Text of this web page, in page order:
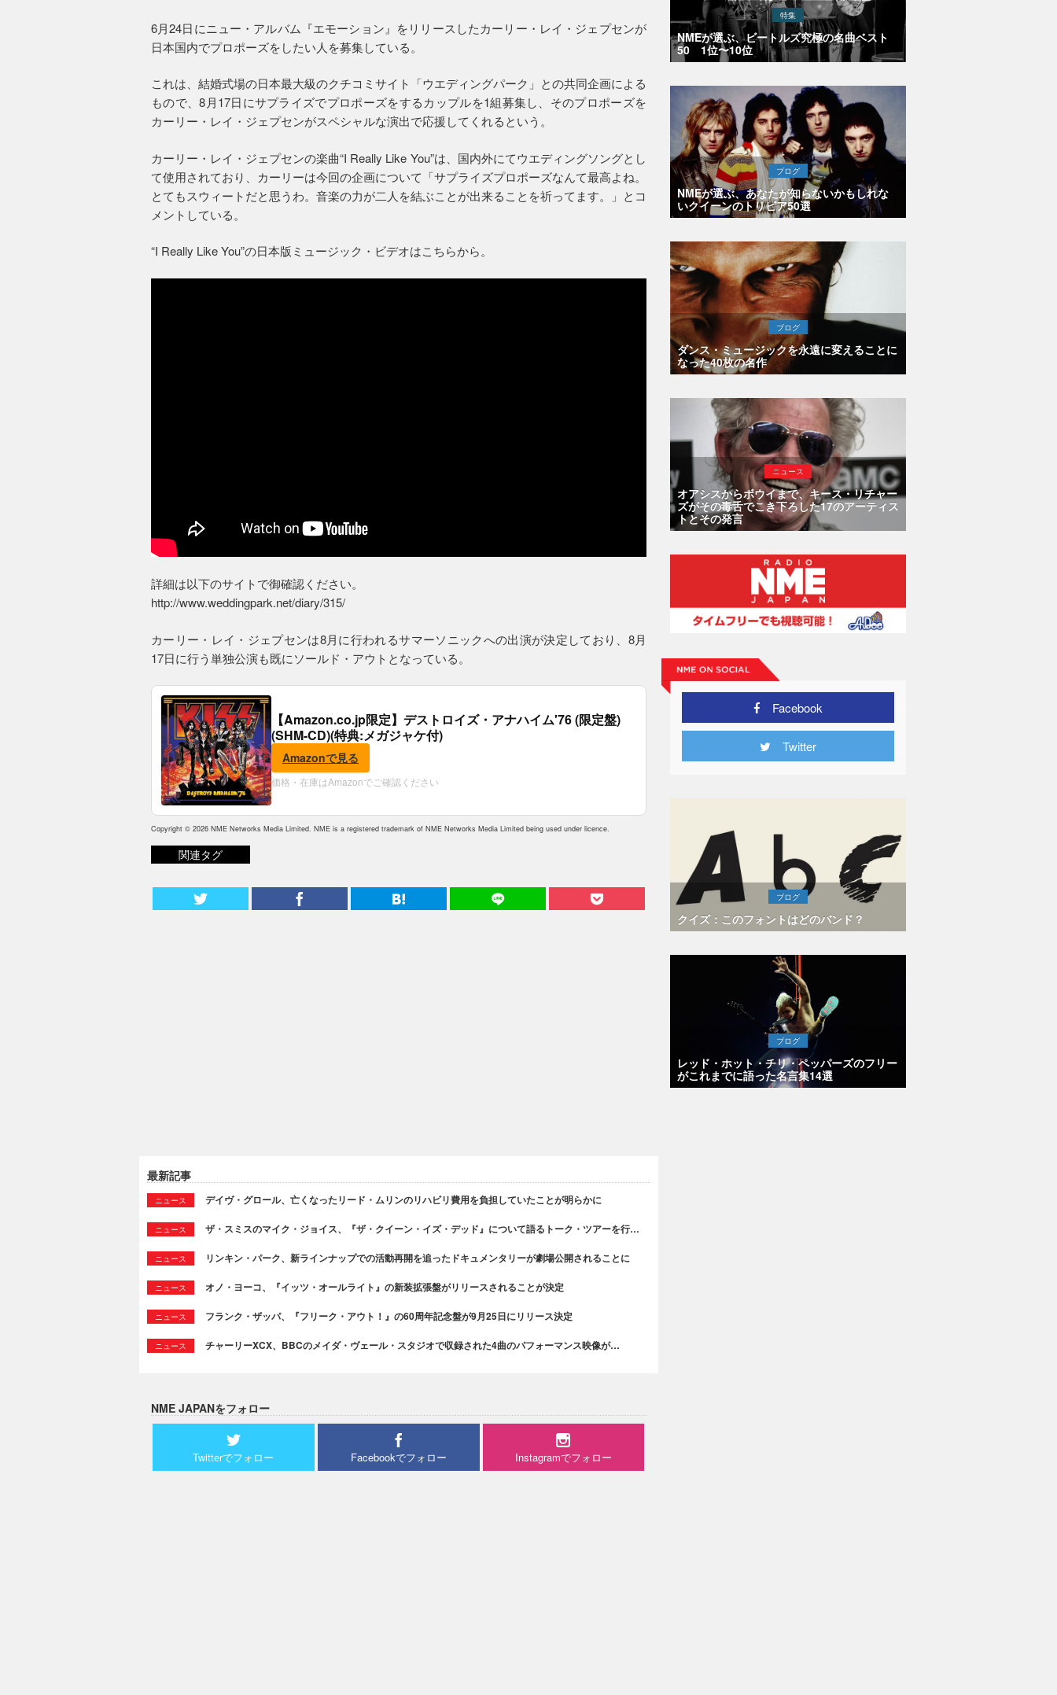
6月24日にニュー・アルバム『エモーション』をリリースしたカーリー・レイ・ジェプセンが
日本国内でプロポーズをしたい人を募集している。
これは、結婚式場の日本最大級のクチコミサイト「ウエディングパーク」との共同企画による
もので、8月17日にサプライズでプロポーズをするカップルを1組募集し、そのプロポーズを
カーリー・レイ・ジェプセンがスペシャルな演出で応援してくれるという。
カーリー・レイ・ジェプセンの楽曲“I Really Like You”は、国内外にてウエディングソングとし
て使用されており、カーリーは今回の企画について「サプライズプロポーズなんて最高よね。
とてもスウィートだと思うわ。音楽の力が二人を結ぶことが出来ることを祈ってます。」とコ
メントしている。
“I Really Like You”の日本版ミュージック・ビデオはこちらから。
詳細は以下のサイトで御確認ください。
http://www.weddingpark.net/diary/315/
カーリー・レイ・ジェプセンは8月に行われるサマーソニックへの出演が決定しており、8月
17日に行う単独公演も既にソールド・アウトとなっている。
【Amazon.co.jp限定】デストロイズ・アナハイム'76 (限定盤)
(SHM-CD)(特典:メガジャケ付)
Amazonで見る
価格・在庫はAmazonでご確認ください
Copyright © 2026 NME Networks Media Limited. NME is a registered trademark of NME Networks Media Limited being used under licence.
関連タグ
最新記事
ニュース デイヴ・グロール、亡くなったリード・ムリンのリハビリ費用を負担していたことが明らかに
ニュース ザ・スミスのマイク・ジョイス、『ザ・クイーン・イズ・デッド』について語るトーク・ツアーを行…
ニュース リンキン・パーク、新ラインナップでの活動再開を追ったドキュメンタリーが劇場公開されることに
ニュース オノ・ヨーコ、『イッツ・オールライト』の新装拡張盤がリリースされることが決定
ニュース フランク・ザッパ、『フリーク・アウト！』の60周年記念盤が9月25日にリリース決定
ニュース チャーリーXCX、BBCのメイダ・ヴェール・スタジオで収録された4曲のパフォーマンス映像が…
NME JAPANをフォロー
Twitterでフォロー Facebookでフォロー Instagramでフォロー
特集
NMEが選ぶ、ビートルズ究極の名曲ベスト
50 1位〜10位
ブログ
NMEが選ぶ、あなたが知らないかもしれな
いクイーンのトリビア50選
ブログ
ダンス・ミュージックを永遠に変えることに
なった40枚の名作
ニュース
オアシスからボウイまで、キース・リチャー
ズがその毒舌でこき下ろした17のアーティス
トとその発言
Facebook
Twitter
ブログ
クイズ：このフォントはどのバンド？
ブログ
レッド・ホット・チリ・ペッパーズのフリー
がこれまでに語った名言集14選